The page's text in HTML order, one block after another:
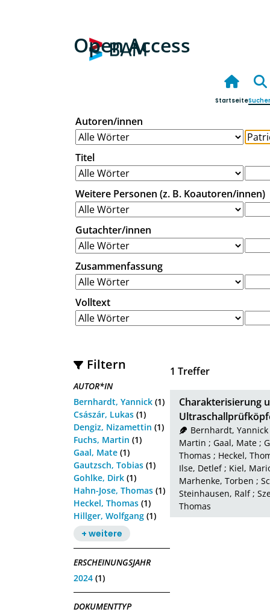
Open Access
Startseite
Autoren/innen
Titel
Weitere Personen (z. B. Koautoren/innen)
Gutachter/innen
Zusammenfassung
Volltext
Filtern
AUTOR*IN
Bernhardt, Yannick (1)
Császár, Lukas (1)
Dengiz, Nizamettin (1)
Fuchs, Martin (1)
Gaal, Mate (1)
Gautzsch, Tobias (1)
Gohlke, Dirk (1)
Hahn-Jose, Thomas (1)
Heckel, Thomas (1)
Hillger, Wolfgang (1)
+ weitere
ERSCHEINUNGSJAHR
2024 (1)
DOKUMENTTYP
1 Treffer
Charakterisierung
Bernhardt, Yannick
Martin ; Gaal, Mate ;
Thomas ; Heckel,
Ilse, Detlef; Kiel,
Marhenke, Torben ;
Steinhausen, Ralf;
Thomas